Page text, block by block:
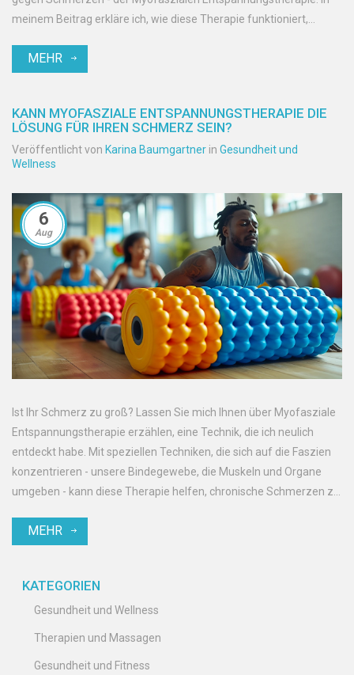
meinem Beitrag erkläre ich, wie diese Therapie funktioniert,
Schmerzbehandlung angesehen wird. Begleiten Sie mich auf
MEHR
KANN MYOFASZIALE ENTSPANNUNGSTHERAPIE DIE
LÖSUNG FÜR IHREN SCHMERZ SEIN?
Veröffentlicht von Karina Baumgartner in Gesundheit und
Wellness
6
Aug
Ist Ihr Schmerz zu groß? Lassen Sie mich Ihnen über Myofasziale
Entspannungstherapie erzählen, eine Technik, die ich neulich
entdeckt habe. Mit speziellen Techniken, die sich auf die Faszien
konzentrieren - unsere Bindegewebe, die Muskeln und Organe
umgeben - kann diese Therapie helfen, chronische Schmerzen zu
bewirken. Lasst uns gemeinsam erforschen, ob Myofasziale
MEHR
KATEGORIEN
Gesundheit und Wellness
Therapien und Massagen
Gesundheit und Fitness